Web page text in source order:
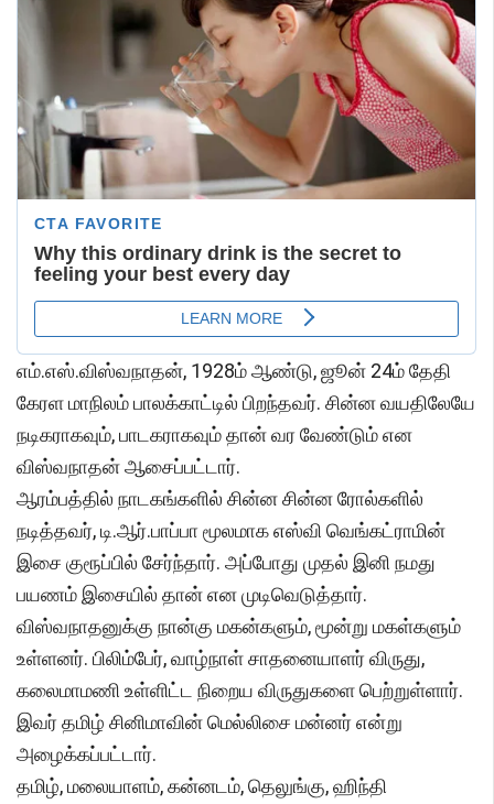
எம்.எஸ்.விஸ்வநாதன், 1928ம் ஆண்டு, ஜூன் 24ம் தேதி
கேரள மாநிலம் பாலக்காட்டில் பிறந்தவர். சின்ன வயதிலேயே
நடிகராகவும், பாடகராகவும் தான் வர வேண்டும் என
விஸ்வநாதன் ஆசைப்பட்டார்.
ஆரம்பத்தில் நாடகங்களில் சின்ன சின்ன ரோல்களில்
நடித்தவர், டி.ஆர்.பாப்பா மூலமாக எஸ்வி வெங்கட்ராமின்
இசை குரூப்பில் சேர்ந்தார். அப்போது முதல் இனி நமது
பயணம் இசையில் தான் என முடிவெடுத்தார்.
விஸ்வநாதனுக்கு நான்கு மகன்களும், மூன்று மகள்களும்
உள்ளனர். பிலிம்பேர், வாழ்நாள் சாதனையாளர் விருது,
கலைமாமணி உள்ளிட்ட நிறைய விருதுகளை பெற்றுள்ளார்.
இவர் தமிழ் சினிமாவின் மெல்லிசை மன்னர் என்று
அழைக்கப்பட்டார்.
தமிழ், மலையாளம், கன்னடம், தெலுங்கு, ஹிந்தி